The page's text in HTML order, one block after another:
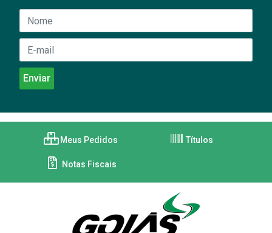
Meus Pedidos Títulos
Notas Fiscais